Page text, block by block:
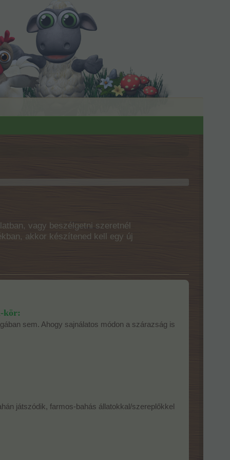
vagy beszélgetni szeretnél
akkor készítened kell egy új
kör:
sem. Ahogy sajnálatos módon a szárazság is
játszódik, farmos-bahás állatokkal/szereplőkkel